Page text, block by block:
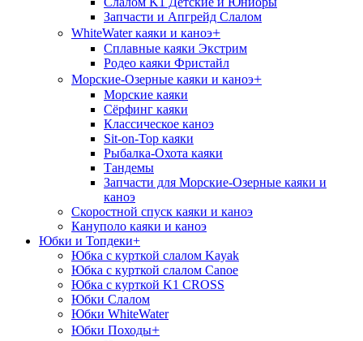
Запчасти и Апгрейд Слалом
WhiteWater каяки и каноэ+
Сплавные каяки Экстрим
Родео каяки Фристайл
Морские-Озерные каяки и каноэ+
Морские каяки
Сёрфинг каяки
Классическое каноэ
Sit-on-Top каяки
Рыбалка-Охота каяки
Тандемы
Запчасти для Морские-Озерные каяки и
каноэ
Скоростной спуск каяки и каноэ
Кануполо каяки и каноэ
Юбки и Топдеки+
Юбка с курткой слалом Kayak
Юбка с курткой слалом Canoe
Юбка с курткой K1 CROSS
Юбки Слалом
Юбки WhiteWater
Юбки Походы+